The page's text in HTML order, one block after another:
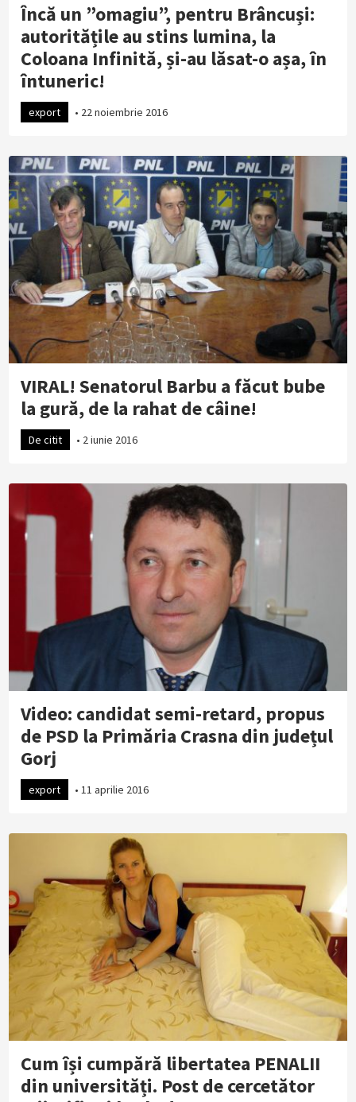
Încă un ”omagiu”, pentru Brâncuși:
autoritățile au stins lumina, la
Coloana Infinită, și-au lăsat-o așa, în
întuneric!
export • 22 noiembrie 2016
VIRAL! Senatorul Barbu a făcut bube
la gură, de la rahat de câine!
De citit • 2 iunie 2016
Video: candidat semi-retard, propus
de PSD la Primăria Crasna din județul
Gorj
export • 11 aprilie 2016
Cum își cumpără libertatea PENALII
din universități. Post de cercetător